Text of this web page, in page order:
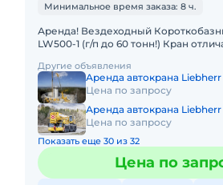
Минимальное время заказа: 8 ч.
Аренда! Вездеходный Короткобазный кран Komatsu
LW500-1 (г/п до 60 тонн!) Кран
бездорожью, он незам
Другие объявления
Аренда автокрана Liebherr
Цена по запросу
Аренда автокрана Liebherr
Цена по запросу
Показать еще 30 из 32
Цена по